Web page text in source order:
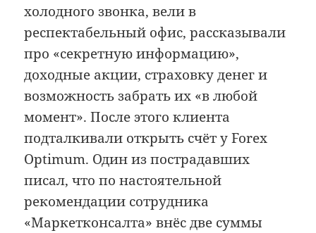
холодного звонка, вели в
респектабельный офис, рассказывали
про «секретную информацию»,
доходные акции, страховку денег и
возможность забрать их «в любой
момент». После этого клиента
подталкивали открыть счёт у Forex
Optimum. Один из пострадавших
писал, что по настоятельной
рекомендации сотрудника
«Маркетконсалта» внёс две суммы